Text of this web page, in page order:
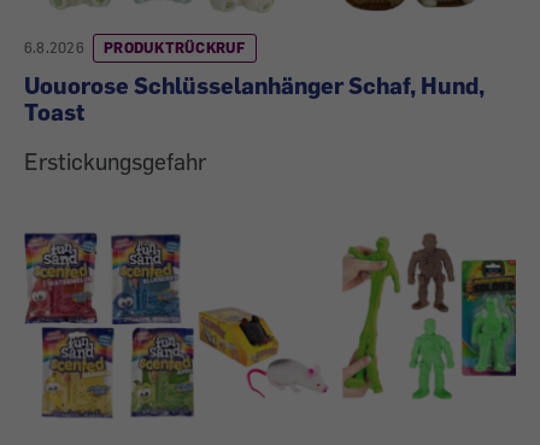
6.8.2026 PRODUKTRÜCKRUF
Uouorose Schlüsselanhänger Schaf, Hund,
Toast
Erstickungsgefahr